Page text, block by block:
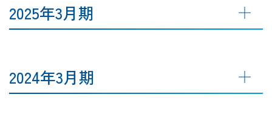
2025年3月期
2024年3月期